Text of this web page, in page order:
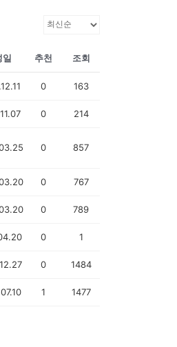
일 추천 조회
0 163
0 214
0 857
0 767
0 789
0 1
0 1484
1 1477